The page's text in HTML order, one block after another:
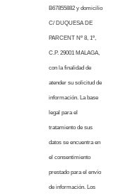
B67855882 y domicilio
C/ DUQUESA DE
PARCENT Nº 8, 1º,
C.P. 29001 MALAGA,
con la finalidad de
atender su solicitud de
información. La base
legal para el
tratamiento de sus
datos se encuentra en
el consentimiento
prestado para el envío
de información. Los